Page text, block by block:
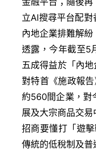
立AI搜尋平台配
內地企業排難解
透露，今年截至5
五成得益於「內
對特首《施政報
約560間企業，對
展及大宗商品交
招商要懂打「遊
傳統的低稅制及